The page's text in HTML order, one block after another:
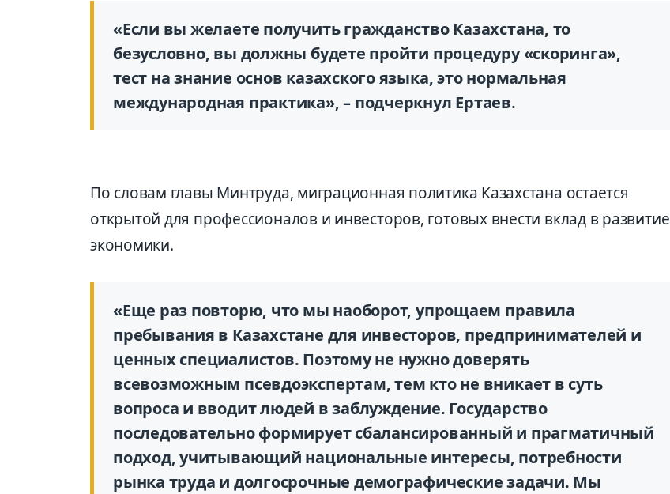
«Если вы желаете получить гражданство Казахстана, то
безусловно, вы должны будете пройти процедуру «скоринга»,
тест на знание основ казахского языка, это нормальная
международная практика», – подчеркнул Ертаев.
По словам главы Минтруда, миграционная политика Казахстана остается
открытой для профессионалов и инвесторов, готовых внести вклад в развитие
экономики.
«Еще раз повторю, что мы наоборот, упрощаем правила
пребывания в Казахстане для инвесторов, предпринимателей и
ценных специалистов. Поэтому не нужно доверять
всевозможным псевдоэкспертам, тем кто не вникает в суть
вопроса и вводит людей в заблуждение. Государство
последовательно формирует сбалансированный и прагматичный
подход, учитывающий национальные интересы, потребности
рынка труда и долгосрочные демографические задачи. Мы